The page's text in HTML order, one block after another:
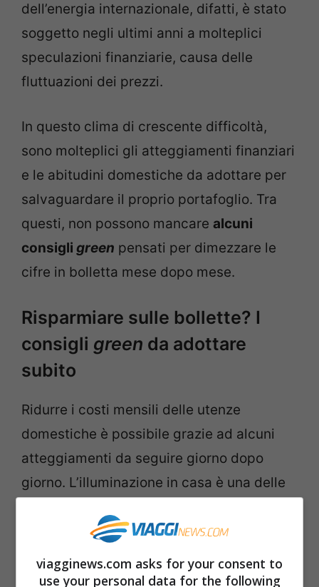
dell’energia internazionale, difatti, è stato
soggetto negli ultimi anni a molteplici
speculazioni finanziarie, causa delle
fluttuazioni dei prezzi.
In questo clima di crescente difficoltà,
sono molteplici gli atteggiamenti finanziari
e le abitudini domestiche da adottare per
salvaguardare il proprio portafoglio. Tra
questi, non possono mancare alcuni
consigli green pensati per dimezzare le
cifre in bolletta mese dopo mese.
Risparmiare sulle bollette? I
consigli green da adottare
subito
Ridurre i costi mensili delle utenze
domestiche è possibile grazie ad alcuni
atteggiamenti da seguire giorno dopo
giorno. L’illuminazione in casa è una delle
degli aspetti più facilmente migliorabile
all’interno della propria residenza.
Sostituire tutte lelampadine con i modelli
viagginews.com asks for your consent to
use your personal data for the following